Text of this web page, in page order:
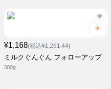
¥1,168(税込¥1,261.44)
ミルクぐんぐん フォローアップ
300g